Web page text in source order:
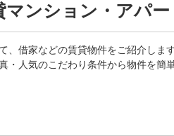
ンション・アパ
借家などの賃貸物件をご紹介しま
人気のこだわり条件から物件を簡